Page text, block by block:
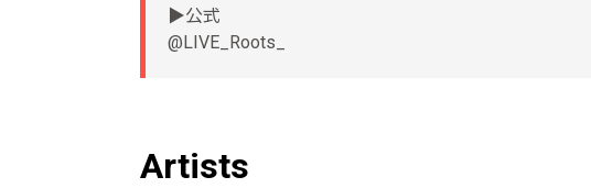
▶︎公式
@LIVE_Roots_
Artists